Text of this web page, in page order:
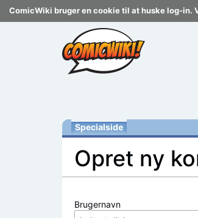
ComicWiki bruger en cookie til at huske log-in.
Specialside
Opret ny
Brugernavn